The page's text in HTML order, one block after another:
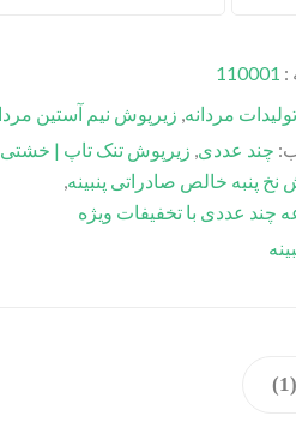
:
110001
تولیدات مردانه زیرپوش نیم آستین
چند عددی زیرپوش تنک تاپ | خشتی
نخ پنبه خالص صادراتی پنبینه
چند عددی با تخفیفات ویژه